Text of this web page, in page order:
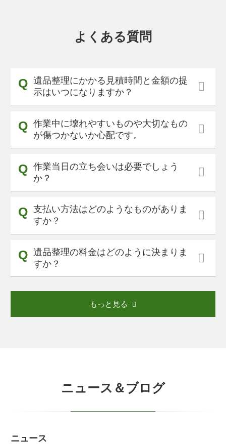
よくある質問
遺品整理にかかる見積時間と金額の提
示はいつになりますか？
作業中に壊れやすいものや大切なもの
が傷つかないか心配です。
作業当日の立ち会いは必要でしょう
か？
支払い方法はどのようなものがありま
すか？
遺品整理の料金はどのように決まりま
すか？
もっと見る
ニュース＆ブログ
ニュース